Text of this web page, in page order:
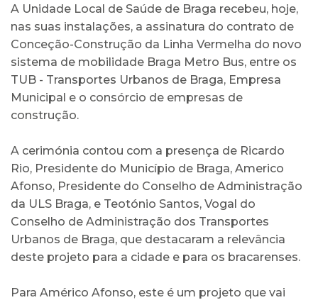
A Unidade Local de Saúde de Braga recebeu, hoje,
nas suas instalações, a assinatura do contrato de
Conceção-Construção da Linha Vermelha do novo
sistema de mobilidade Braga Metro Bus, entre os
TUB - Transportes Urbanos de Braga, Empresa
Municipal e o consórcio de empresas de
construção.
A cerimónia contou com a presença de Ricardo
Rio, Presidente do Município de Braga, Americo
Afonso, Presidente do Conselho de Administração
da ULS Braga, e Teotónio Santos, Vogal do
Conselho de Administração dos Transportes
Urbanos de Braga, que destacaram a relevância
deste projeto para a cidade e para os bracarenses.
Para Américo Afonso, este é um projeto que vai